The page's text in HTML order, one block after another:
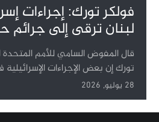
فولكر تورك: إجراءات
لبنان ترقى إلى جرائم
قال المفوض السامي للأمم
تورك إن بعض الإجراءات
28 يوليو, 2026